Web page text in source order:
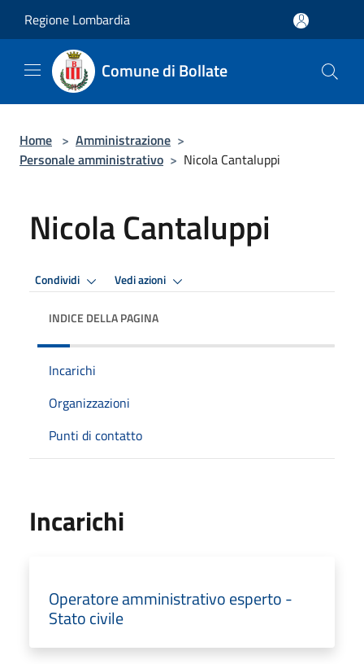
Regione Lombardia
Comune di Bollate
Home > Amministrazione >
Personale amministrativo > Nicola Cantaluppi
Nicola Cantaluppi
Condividi Vedi azioni
INDICE DELLA PAGINA
Incarichi
Organizzazioni
Punti di contatto
Incarichi
Operatore amministrativo esperto -
Stato civile